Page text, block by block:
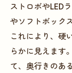
ハウ
貸し出
ント
自宅フ
ストロボやLED
やソフトボック
これにより、硬
らかに見えます
て、奥行きのあ